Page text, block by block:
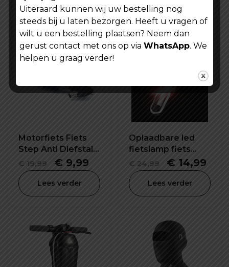
prijs
was:
€ 14,99.
prijs
is:
€ 9,99.
Lees verder
prijs
was:
€ 24,99.
is:
Lees verder
Motorfiets Fiets
Step Anti Diefstal
Schijfrem Slot
€19,99
Oorspronkelijke
prijs
was:
€ 9,99 Huidige
prijs
is:
Lees verder
Oplaadbare led
fietslamp fiets
waarschuwing
veiligheid lamp
€24,99
prijs
was:
€ 14,99
prijs
is:
Lees verder
Uiteraard kunnen wij uw bestelling nog
steeds bij u laten bezorgen. Heeft u vragen of
wilt u een bestelling plaatsen? Neem dan
gerust contact met ons op via WhatsApp. We
helpen u graag verder!